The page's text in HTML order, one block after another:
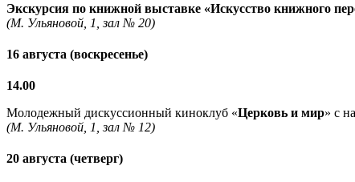
Экскурсия по книжной выставке «Искусство книжного
(М. Ульяновой, 1, зал № 20)
16 августа (воскресенье)
14.00
Молодежный дискуссионный киноклуб «Церковь и мир» с
(М. Ульяновой, 1, зал № 12)
20 августа (четверг)